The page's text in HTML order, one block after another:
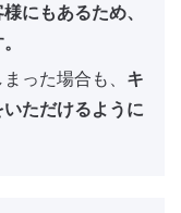
にもあるため、
った場合も、 キ
ただけるように